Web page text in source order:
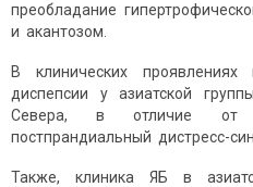
преобладание
и акантозом.
В клинических
диспепсии у азиатской
Севера, в отличие от
постпрандиальный дистресс-
Также, клиника ЯБ в